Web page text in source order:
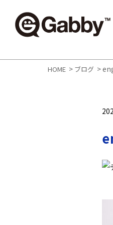
HOME > ブログ >